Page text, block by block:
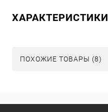
ХАРАКТЕРИСТИКИ
ПОХОЖИЕ ТОВАРЫ (8)